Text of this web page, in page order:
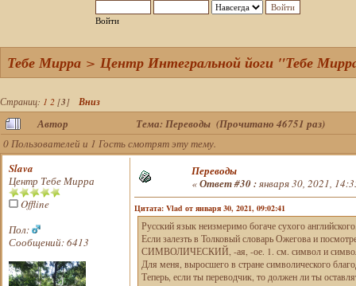
Войти
Тебе Мирра > Центр Интегральной йоги "Тебе
Страниц: 1 2 [3] Вниз
Автор
Тема: Переводы (Прочитано 46751 раз)
0 Пользователей и 1 Гость смотрят эту тему.
Slava
Центр Тебе Мирра
Offline
Пол:
Сообщений: 6413
Переводы
«Ответ #30 :января 30, 2021,
Цитата: Vlad от января 30, 2021, 09:02:41
Русский язык неизмеримо богаче сухого
Если залезть в Толковый словарь Ожегова и
СИМВОЛИЧЕСКИЙ, -ая, -ое. 1. см. символ и
Для меня, выросшего в стране символического
Теперь, если ты переводчик, то должен ли ты